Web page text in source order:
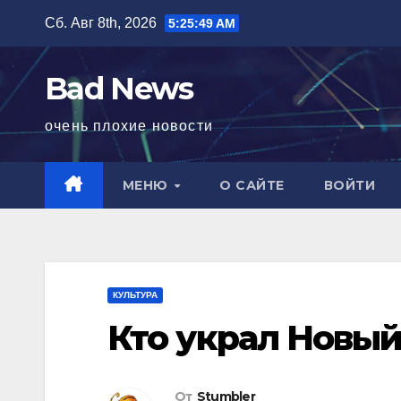
содержимому
Сб. Авг 8th, 2026 5:25:50 AM
Bad News
очень плохие новости
МЕНЮ О САЙТЕ ВОЙТИ
КУЛЬТУРА
Кто украл
От Stumbler